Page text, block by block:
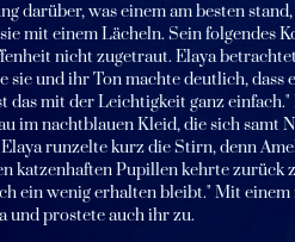
darüber, was einem am besten
mit einem Lächeln. Sein
nicht zugetraut. Elaya
sie und ihr Ton machte deutlich,
das mit der Leichtigkeit ganz
im nachtblauen Kleid, die sich
runzelte kurz die Stirn, denn
katzenhaften Pupillen kehrte zurück
ein wenig erhalten bleibt." Mit
und prostete auch ihr zu.